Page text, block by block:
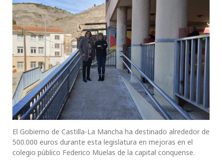
El Gobierno de Castilla-La Mancha ha destinado alrededor de
500.000 euros durante esta legislatura en mejoras en el
colegio público Federico Muelas de la capital conquense.